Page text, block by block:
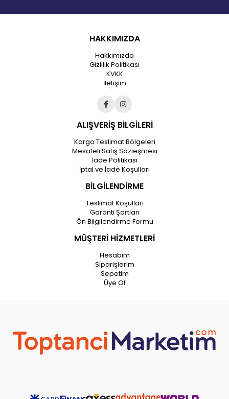
HAKKIMIZDA
Hakkımızda
Gizlilik Politikası
KVKK
İletişim
ALIŞVERİŞ BİLGİLERİ
Kargo Teslimat Bölgeleri
Mesafeli Satış Sözleşmesi
İade Politikası
İptal ve İade Koşulları
BİLGİLENDİRME
Teslimat Koşulları
Garanti Şartları
Ön Bilgilendirme Formu
MÜŞTERİ HİZMETLERİ
Hesabım
Siparişlerim
Sepetim
Üye Ol